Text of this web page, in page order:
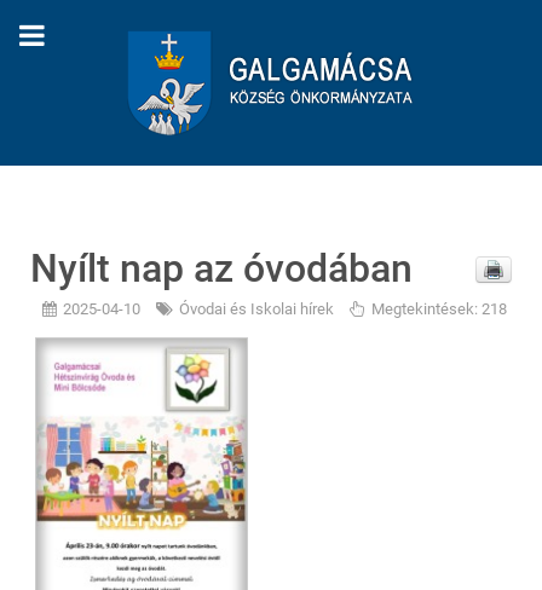
Nyílt nap az óvodában
2025-04-10 Óvodai és Iskolai hírek Megtekintések: 218